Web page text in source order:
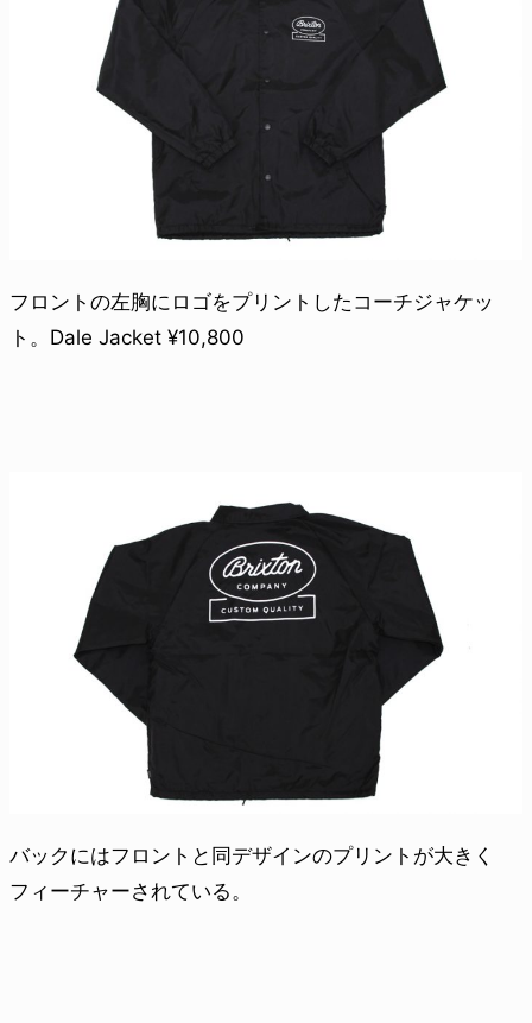
フロントの左胸にロゴをプリントしたコーチジャケッ
ト。Dale Jacket ¥10,800
バックにはフロントと同デザインのプリントが大きく
フィーチャーされている。